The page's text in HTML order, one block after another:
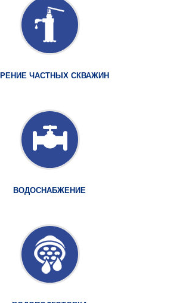
ЧАСТНЫХ СКВАЖИН
ВОДОСНАБЖЕНИЕ